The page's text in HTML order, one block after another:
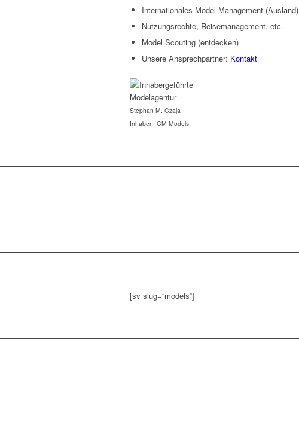
Internationales Model Management (Ausland)
Nutzungsrechte, Reisemanagement, etc.
Model Scouting (entdecken)
Unsere Ansprechpartner: Kontakt
Stephan M. Czaja
Inhaber | CM Models
[sv slug=“models“]